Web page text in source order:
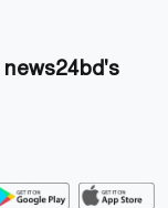
news24bd's